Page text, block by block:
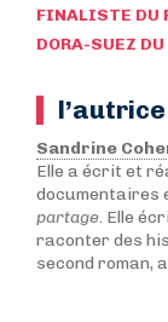
FINALISTE DU
DORA-SUEZ
l’autrice
Sandrine
Elle a écrit et
documentaires
partage. Elle
raconter des
second roman,